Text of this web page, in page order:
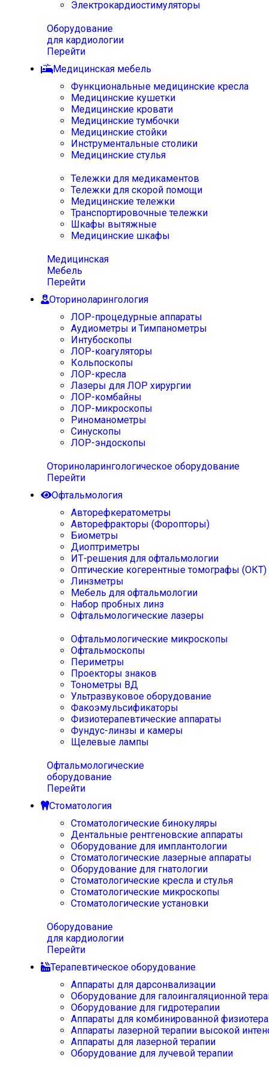
Электрокардиостимуляторы
Оборудование
для кардиологии
Перейти
Медицинская мебель
Функциональные медицинские кресла
Медицинские кушетки
Медицинские кровати
Медицинские тумбочки
Медицинские стойки
Инструментальные столики
Медицинские стулья
Тележки для медикаментов
Тележки для скорой помощи
Медицинские тележки
Транспортировочные тележки
Шкафы вытяжные
Медицинские шкафы
Медицинская
Мебель
Перейти
Оториноларингология
ЛОР-процедурные аппараты
Аудиометры и Тимпанометры
Интубоскопы
ЛОР-коагуляторы
Кольпоскопы
ЛОР-кресла
Лазеры для ЛОР хирургии
ЛОР-комбайны
ЛОР-микроскопы
Риноманометры
Синускопы
ЛОР-эндоскопы
Оториноларингологическое оборудование
Перейти
Офтальмология
Авторефкератометры
Авторефракторы (Форопторы)
Биометры
Диоптриметры
ИТ-решения для офтальмологии
Оптические когерентные томографы (ОКТ)
Линзметры
Мебель для офтальмологии
Набор пробных линз
Офтальмологические лазеры
Офтальмологические микроскопы
Офтальмоскопы
Периметры
Проекторы знаков
Тонометры ВД
Ультразвуковое оборудование
Факоэмульсификаторы
Физиотерапевтические аппараты
Фундус-линзы и камеры
Щелевые лампы
Офтальмологические
оборудование
Перейти
Стоматология
Стоматологические бинокуляры
Дентальные рентгеновские аппараты
Оборудование для имплантологии
Стоматологические лазерные аппараты
Оборудование для гнатологии
Стоматологические кресла и стулья
Стоматологические микроскопы
Стоматологические установки
Оборудование
для кардиологии
Перейти
Терапевтическое оборудование
Аппараты для дарсонвализации
Оборудование для галоингаляционной
Оборудование для гидротерапии
Аппараты для комбинированной
Аппараты лазерной терапии высокой
Аппараты для лазерной терапии
Оборудование для лучевой терапии